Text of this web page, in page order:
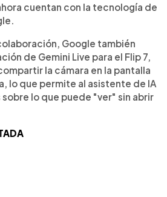
cuentan con la tecnología de
Google también
de Gemini Live para el Flip 7,
la cámara en la pantalla
lo que permite al asistente de IA
lo que puede "ver" sin abrir